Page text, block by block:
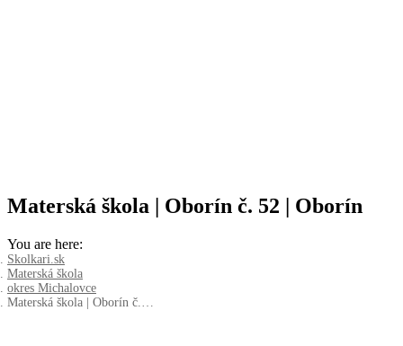
Materská škola | Oborín č. 52 | Oborín
You are here:
Skolkari.sk
Materská škola
okres Michalovce
Materská škola | Oborín č.…